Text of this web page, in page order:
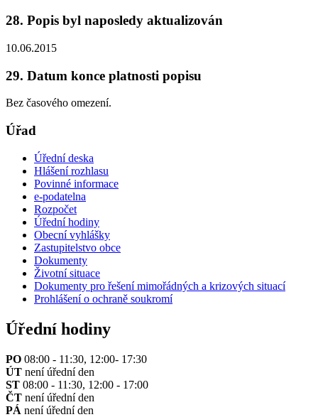
28. Popis byl naposledy aktualizován
10.06.2015
29. Datum konce platnosti popisu
Bez časového omezení.
Úřad
Úřední deska
Hlášení rozhlasu
Povinné informace
e-podatelna
Rozpočet
Úřední hodiny
Obecní vyhlášky
Zastupitelstvo obce
Dokumenty
Životní situace
Dokumenty pro řešení mimořádných a krizových situací
Prohlášení o ochraně soukromí
Úřední hodiny
PO 08:00 - 11:30, 12:00- 17:30
ÚT není úřední den
ST 08:00 - 11:30, 12:00 - 17:00
ČT není úřední den
PÁ není úřední den